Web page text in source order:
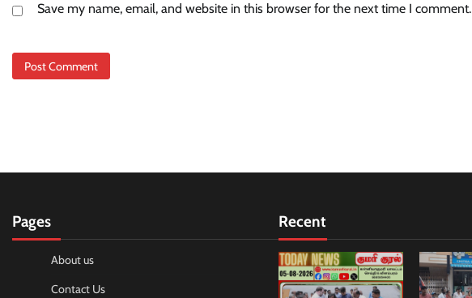
Save my name, email, and website in this browser for the next time I comment.
Pages
About us
Contact Us
Recent